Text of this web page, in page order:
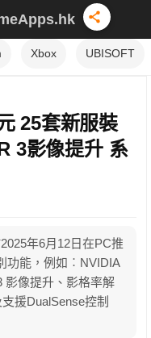
Xbox UBISOFT
25套新服裝
3影像提升 系
年6月12日在PC推
功能，例如︰NVIDIA
影像提升、影格率解
援DualSense控制